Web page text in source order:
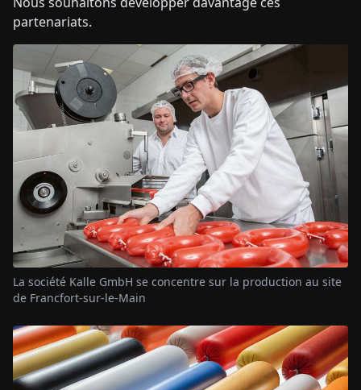
partenariats.
La société Kalle GmbH se concentre sur la production au site
de Francfort-sur-le-Main